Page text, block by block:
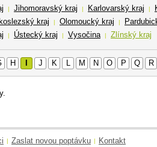
| Jihomoravský kraj | Karlovarský kraj |
kraj | Olomoucký kraj |
| Ústecký kraj | Vysočina | Zlínský kraj
H J K L M N O P Q R
| Zaslat novou poptávku | Kontakt